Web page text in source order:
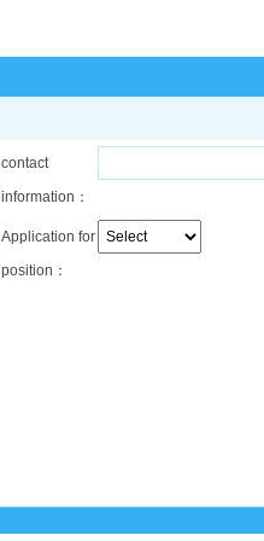
contact
information：
Application for
position：